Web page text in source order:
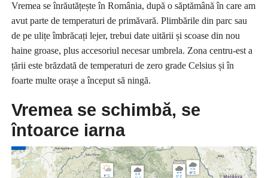
Vremea se înrăutățește în România, după o săptămână în care am
avut parte de temperaturi de primăvară. Plimbările din parc sau
de pe ulițe îmbrăcați lejer, trebui date uitării și scoase din nou
haine groase, plus accesoriul necesar umbrela. Zona centru-est a
țării este brăzdată de temperaturi de zero grade Celsius și în
foarte multe orașe a început să ningă.
Vremea se schimbă, se
întoarce iarna